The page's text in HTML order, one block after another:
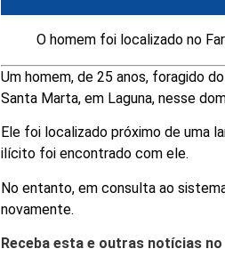
O homem foi localizado no
Um homem, de 25 anos, foragido
Santa Marta, em Laguna, nesse
Ele foi localizado próximo de uma
ilícito foi encontrado com ele.
No entanto, em consulta ao
novamente.
Receba esta e outras notícias no